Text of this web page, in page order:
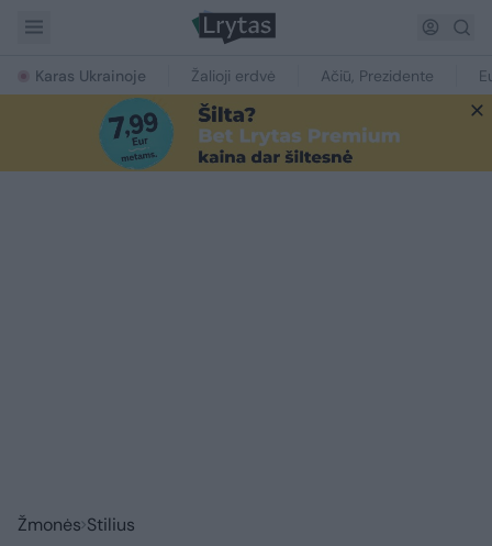
Karas Ukrainoje Žalioji erdvė Ačiū, Prezidente
Žmonės Stilius